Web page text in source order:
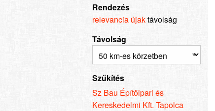
Rendezés
relevancia újaktávolság
Távolság
Szűkítés
Sz Bau Építőipari és
Kereskedelmi Kft. Tapolca